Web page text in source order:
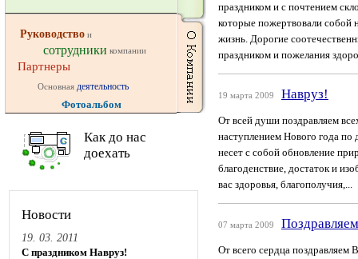
Руководство и
сотрудники компании
Партнеры
Основная деятельность
Фотоальбом
Как до нас
доехать
Новости
19. 03. 2011
С праздником Навруз!
праздником и с почтением
которые пожертвовали
жизнь. Дорогие
праздником и пожелания
19 марта 2009 Навруз!
От всей души поздравляем
наступлением Нового года
несет с собой обновление
благоденствие, достаток и
вас здоровья, благополучия,...
07 марта 2009
От всего сердца поздравляем